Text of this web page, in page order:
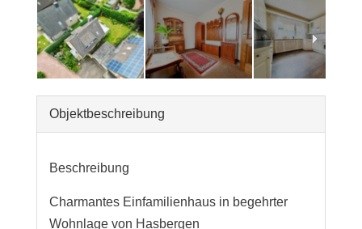
Objekt­beschreibung
Beschreibung
Charmantes Einfamilienhaus in begehrter
Wohnlage von Hasbergen